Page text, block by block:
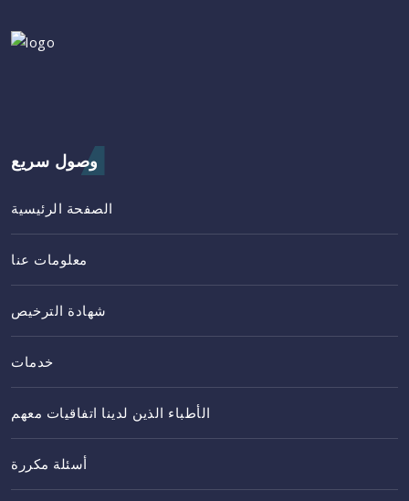
وصول سريع
الصفحة الرئيسية
معلومات عنا
شهادة الترخيص
خدمات
الأطباء الذين لدينا اتفاقيات معهم
أسئلة مكررة